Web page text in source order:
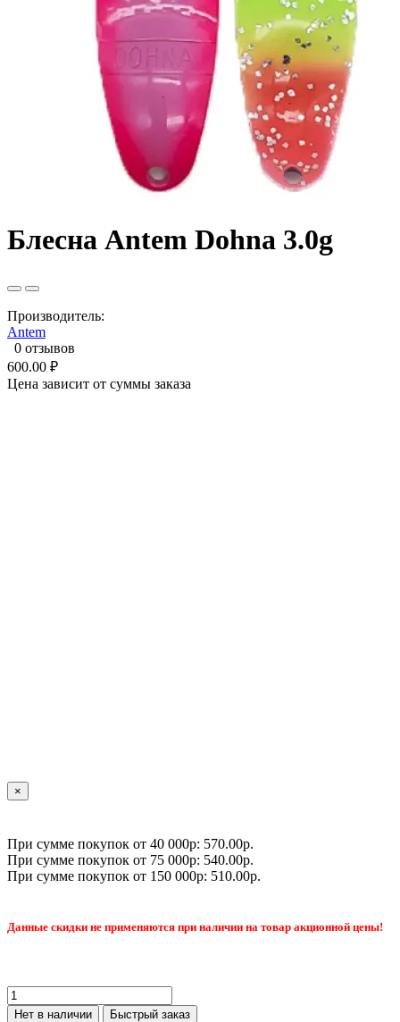
Блесна Antem Dohna 3.0g
Производитель:
Antem
0 отзывов
600.00 ₽
Цена зависит от суммы заказа
×
При сумме покупок от 40 000р: 570.00р.
При сумме покупок от 75 000р: 540.00р.
При сумме покупок от 150 000р: 510.00р.
Данные скидки не применяются при наличии на товар акционной цены!
Нет в наличии Быстрый заказ